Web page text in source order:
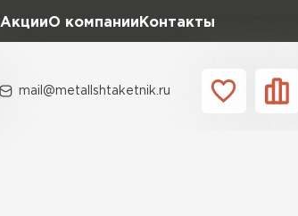
АкцииО компании Контакты
mail@metallshtaketnik.ru